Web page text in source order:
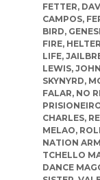
FETTER,
CAMPOS,
BIRD,
FIRE,
LIFE,
LEWIS,
SKYNYRD,
FALAR, NO
CHARLES,
MELAO,
NATION
TCHELLO
DANCE